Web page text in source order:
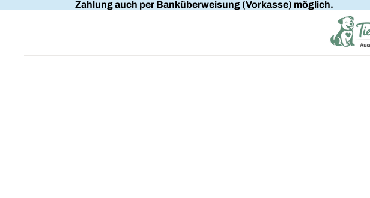
Zahlung auch per Banküberweisung (Vorkasse) möglich.